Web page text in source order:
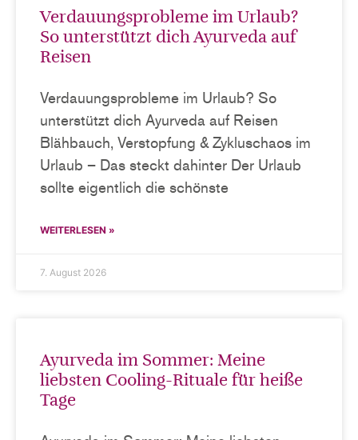
Verdauungsprobleme im Urlaub?
So unterstützt dich Ayurveda auf
Reisen
Verdauungsprobleme im Urlaub? So
unterstützt dich Ayurveda auf Reisen
Blähbauch, Verstopfung & Zykluschaos im
Urlaub – Das steckt dahinter Der Urlaub
sollte eigentlich die schönste
WEITERLESEN »
7. August 2026
Ayurveda im Sommer: Meine
liebsten Cooling-Rituale für heiße
Tage